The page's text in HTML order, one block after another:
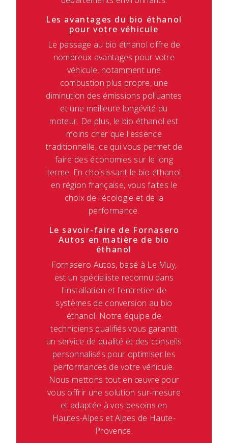
Les avantages du bio éthanol
pour votre véhicule
Le passage au bio éthanol offre de
nombreux avantages pour votre
véhicule, notamment une
combustion plus propre, une
diminution des émissions polluantes
et une meilleure longévité du
moteur. De plus, le bio éthanol est
moins cher que l'essence
traditionnelle, ce qui vous permet de
faire des économies sur le long
terme. En choisissant le bio éthanol
en région française, vous faites le
choix de l'écologie et de la
performance.
Le savoir-faire de Fornasero
Autos en matière de bio
éthanol
Fornasero Autos, basé à Le Muy,
est un spécialiste reconnu dans
l'installation et l'entretien de
systèmes de conversion au bio
éthanol. Notre équipe de
techniciens qualifiés vous garantit
un service de qualité et des conseils
personnalisés pour optimiser les
performances de votre véhicule.
Nous mettons tout en œuvre pour
vous offrir une solution sur-mesure
et adaptée à vos besoins en
Hautes-Alpes et Alpes de Haute-
Provence.